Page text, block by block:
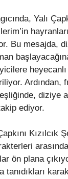
Yalı
Bu mesajda,
Ardından,
diziye
ediyor.
Kızılcık
ön plana
tanıdıkları